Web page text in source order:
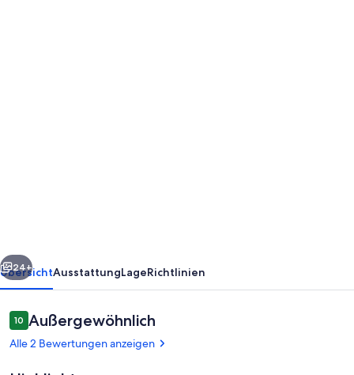
Weiter
24+
ÜbersichtAusstattungLageRichtlinien
Bewertungen
1010 von 10.
Außergewöhnlich
Alle 2 Bewertungen anzeigen